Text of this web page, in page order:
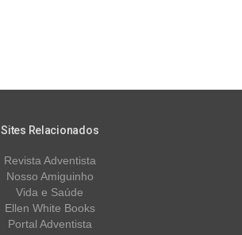
Sites Relacionados
Revista Adventista
Nosso Amiguinho
Vida e Saúde
Ellen White Books
Portal Adventista